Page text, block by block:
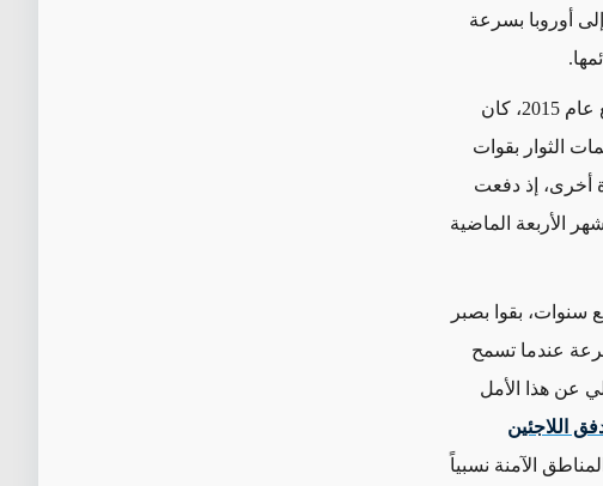
أوروبا بسرعة
ويعود السبب الرئيسي لهذا التدفق المتسارع إلى التدخل الروسي. ففي ربيع عام 2015، كان
الثوار بقوات
أخرى، إذ دفعت
في الأشهر الأربعة الماضية
سنوات، بقوا بصبر
عندما تسمح
عن هذا الأمل
اللاجئين
الآمنة نسبياً